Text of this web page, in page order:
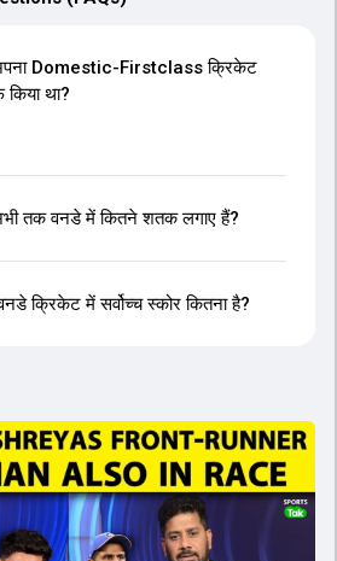
Domestic-Firstclass क्रिकेट
था?
तक वनडे में कितने शतक लगाए हैं?
क्रिकेट में सर्वोच्च स्कोर कितना है?